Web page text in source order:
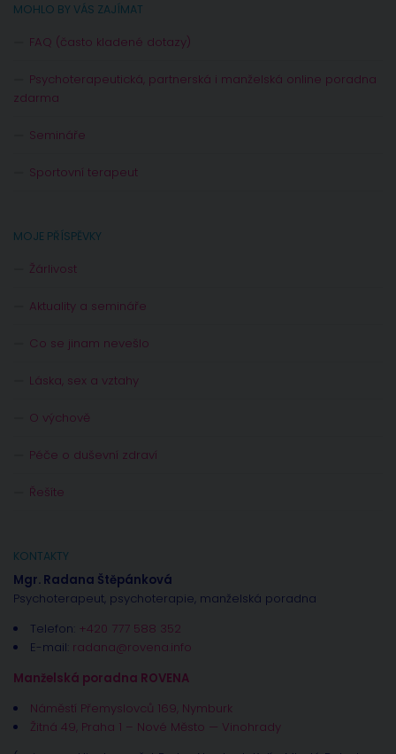
MOHLO BY VÁS ZAJÍMAT
FAQ (často kladené dotazy)
Psychoterapeutická, partnerská i manželská online poradna
zdarma
Semináře
Sportovní terapeut
MOJE PŘÍSPĚVKY
Žárlivost
Aktuality a semináře
Co se jinam nevešlo
Láska, sex a vztahy
O výchově
Péče o duševní zdraví
Řešíte
KONTAKTY
Mgr. Radana Štěpánková
Psychoterapeut, psychoterapie, manželská poradna
Telefon: +420 777 588 352
E-mail: radana@rovena.info
Manželská poradna ROVENA
Náměstí Přemyslovců 169, Nymburk
Žitná 49, Praha 1 – Nové Město — Vinohrady